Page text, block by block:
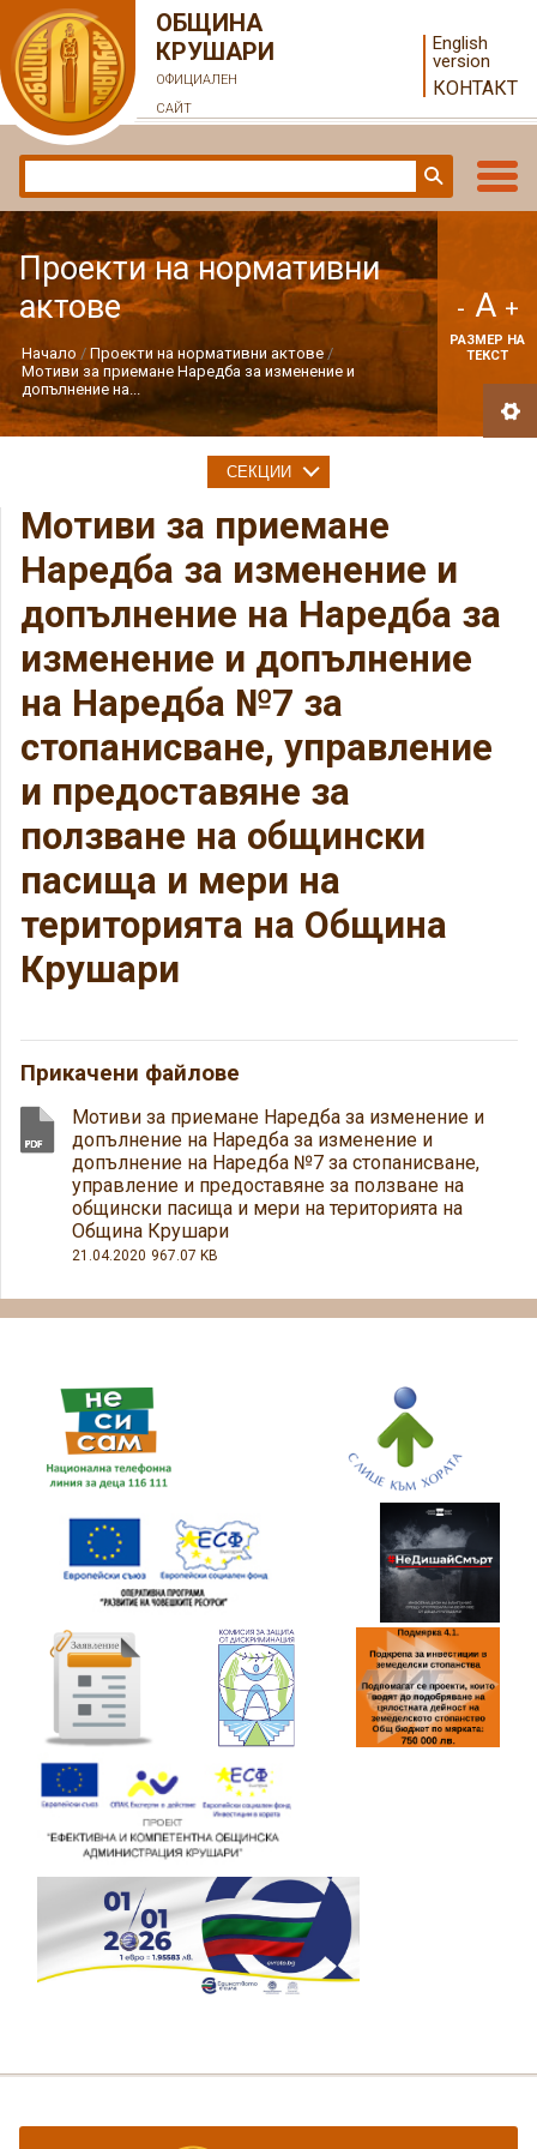
ОБЩИНА
КРУШАРИ
ОФИЦИАЛЕН
САЙТ
English
version
КОНТАКТ
Проекти на нормативни
актове
Начало
Проекти на нормативни актове
Мотиви за приемане Наредба за изменение и
допълнение на...
- A +
РАЗМЕР НА
ТЕКСТ
Мотиви за приемане
Наредба за изменение и
допълнение на Наредба за
изменение и допълнение
на Наредба №7 за
стопанисване, управление
и предоставяне за
ползване на общински
пасища и мери на
територията на Община
Крушари
Прикачени файлове
Мотиви за приемане Наредба за изменение и
допълнение на Наредба за изменение и
допълнение на Наредба №7 за стопанисване,
управление и предоставяне за ползване на
общински пасища и мери на територията на
Община Крушари
21.04.2020 967.07 KB
СЕКЦИИ